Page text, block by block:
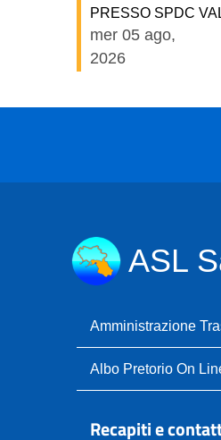
PRESSO SPDC
mer 05 ago,
2026
ASL
Amministrazione
Albo Pretorio On
Recapiti e